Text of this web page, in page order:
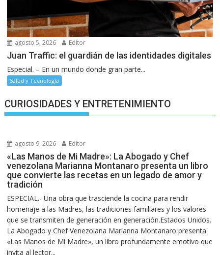
agosto 5, 2026 Editor
Juan Traffic: el guardián de las identidades digitales
Especial. – En un mundo donde gran parte...
Salud y Tecnología
CURIOSIDADES Y ENTRETENIMIENTO
agosto 9, 2026 Editor
«Las Manos de Mi Madre»: La Abogado y Chef
venezolana Marianna Montanaro presenta un libro
que convierte las recetas en un legado de amor y
tradición
ESPECIAL.- Una obra que trasciende la cocina para rendir
homenaje a las Madres, las tradiciones familiares y los valores
que se transmiten de generación en generación.Estados Unidos.
La Abogado y Chef Venezolana Marianna Montanaro presenta
«Las Manos de Mi Madre», un libro profundamente emotivo que
invita al lector...